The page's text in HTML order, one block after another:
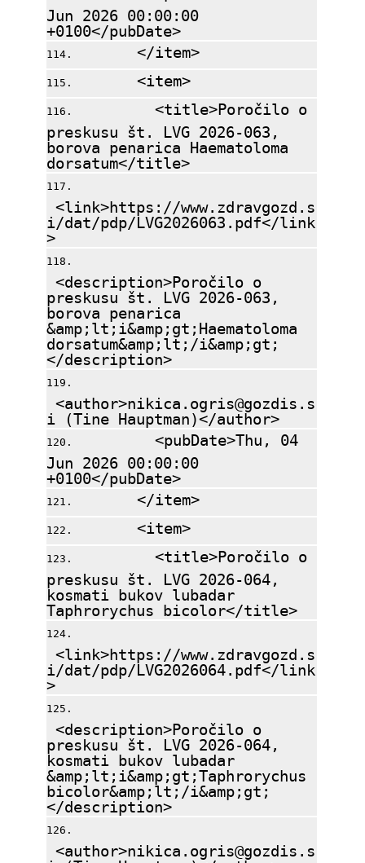
Jun 2026 00:00:00
+0100</pubDate>
</item>
<item>
<title>Poročilo o
preskusu št. LVG 2026-063,
borova penarica Haematoloma
dorsatum</title>
<link>https://www.zdravgozd.s
i/dat/pdp/LVG2026063.pdf</link
>
<description>Poročilo o
preskusu št. LVG 2026-063,
borova penarica
&amp;lt;i&amp;gt;Haematoloma
dorsatum&amp;lt;/i&amp;gt;
</description>
<author>nikica.ogris@gozdis.s
i (Tine Hauptman)</author>
<pubDate>Thu, 04
Jun 2026 00:00:00
+0100</pubDate>
</item>
<item>
<title>Poročilo o
preskusu št. LVG 2026-064,
kosmati bukov lubadar
Taphrorychus bicolor</title>
<link>https://www.zdravgozd.s
i/dat/pdp/LVG2026064.pdf</link
>
<description>Poročilo o
preskusu št. LVG 2026-064,
kosmati bukov lubadar
&amp;lt;i&amp;gt;Taphrorychus
bicolor&amp;lt;/i&amp;gt;
</description>
<author>nikica.ogris@gozdis.s